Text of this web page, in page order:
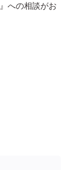
』への相談がお